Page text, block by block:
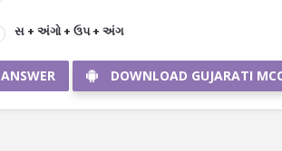
સ + અંગો + ઉપ + અંગ
ANSWER DOWNLOAD GUJARATI